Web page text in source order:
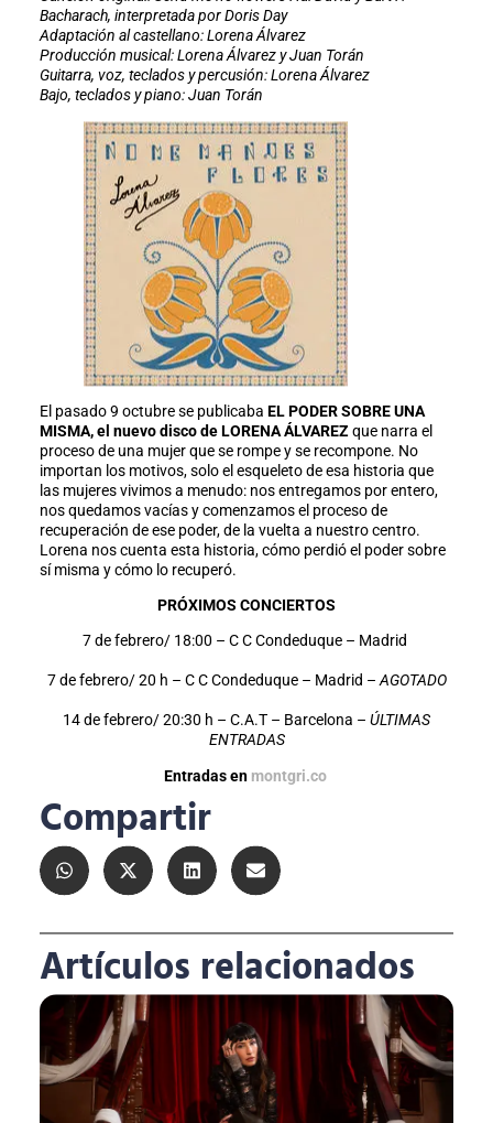
Bacharach, interpretada por Doris Day
Adaptación al castellano: Lorena Álvarez
Producción musical: Lorena Álvarez y Juan Torán
Guitarra, voz, teclados y percusión: Lorena Álvarez
Bajo, teclados y piano: Juan Torán
El pasado 9 octubre se publicaba EL PODER SOBRE UNA
MISMA, el nuevo disco de LORENA ÁLVAREZ que narra el
proceso de una mujer que se rompe y se recompone. No
importan los motivos, solo el esqueleto de esa historia que
las mujeres vivimos a menudo: nos entregamos por entero,
nos quedamos vacías y comenzamos el proceso de
recuperación de ese poder, de la vuelta a nuestro centro.
Lorena nos cuenta esta historia, cómo perdió el poder sobre
sí misma y cómo lo recuperó.
PRÓXIMOS CONCIERTOS
7 de febrero/ 18:00 – C C Condeduque – Madrid
7 de febrero/ 20 h – C C Condeduque – Madrid –AGOTADO
14 de febrero/ 20:30 h – C.A.T – Barcelona – ÚLTIMAS
ENTRADAS
Entradas en montgri.co
Compartir
Artículos relacionados